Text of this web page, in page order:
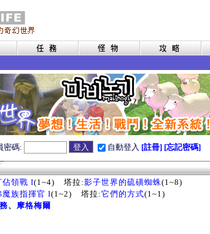
密碼: 自動登入 [註冊] [忘記密碼]
佔領戰 I(1~4) 塔拉:影子世界的硫磺蜘蛛(1~8)
魔族指揮官 I(1~2) 塔拉:它們的方式(1~1)
、 摩格梅爾